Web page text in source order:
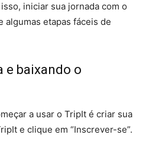
iniciar sua jornada com o
algumas etapas fáceis de
e baixando o
a usar o TripIt é criar sua
e clique em “Inscrever-se”.